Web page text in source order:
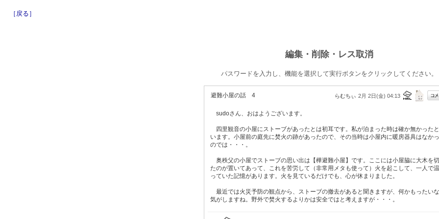
［戻る］
編集・削除・レス取消
パスワードを入力し、機能を選択して実行ボタンをクリックしてください。
避難小屋の話 4 らむちぃ 2月 2日(金) 04:13
sudoさん、おはようございます。
四里観音の小屋にストーブがあったとは初耳です。私が泊まった時は確か無かった
います。小屋前の庭先に焚火の跡があったので、その当時は小屋内に暖房器具はなか
のでは・・・。
奥秩父の小屋でストーブの思い出は【樺避難小屋】です。ここには小屋脇に大木を
たのが置いてあって、これを苦労して（非常用メタも使って）火を起こして、一人で
っていた記憶があります。火を見ているだけでも、心が休まりました。
最近では火災予防の観点から、ストーブの撤去があると聞きますが、何かもったい
気がしますね。野外で焚火するよりかは安全ではと考えますが・・・。